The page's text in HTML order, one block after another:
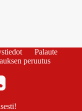
Palaute
peruutus